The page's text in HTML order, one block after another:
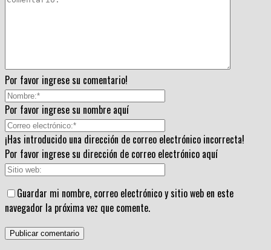
Por favor ingrese su comentario!
Por favor ingrese su nombre aquí
¡Has introducido una dirección de correo electrónico incorrecta!
Por favor ingrese su dirección de correo electrónico aquí
Guardar mi nombre, correo electrónico y sitio web en este
navegador la próxima vez que comente.